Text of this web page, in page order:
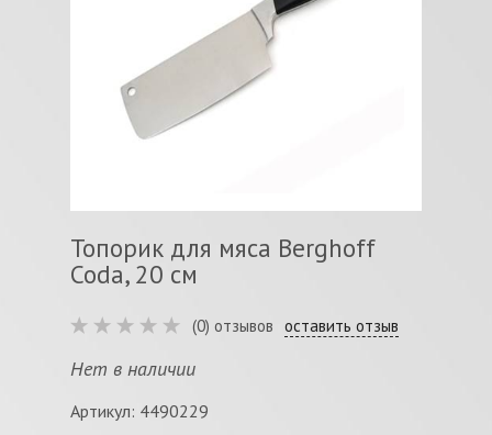
Топорик для мяса Berghoff
Coda, 20 см
(0) отзывов оставить отзыв
Нет в наличии
Артикул: 4490229